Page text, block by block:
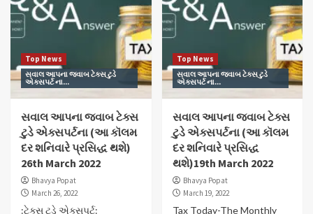
Top News
સવાલ આપના જવાબ ટેક્સ ટુડે
એક્સપર્ટ ના...
સવાલ આપના જવાબ ટેક્સ
ટુડે એક્સપર્ટના (આ કૉલમ
દર શનિવારે પ્રસિદ્ધ થશે)
26th March 2022
Bhavya Popat
March 26, 2022
:ટેક્સ ટુડે એક્સપર્ટ:
Top News
સવાલ આપના જવાબ ટેક્સ ટુડે
એક્સપર્ટ ના...
સવાલ આપના જવાબ ટેક્સ
ટુડે એક્સપર્ટના (આ કૉલમ
દર શનિવારે પ્રસિદ્ધ
થશે)19th March 2022
Bhavya Popat
March 19, 2022
Tax Today-The Monthly